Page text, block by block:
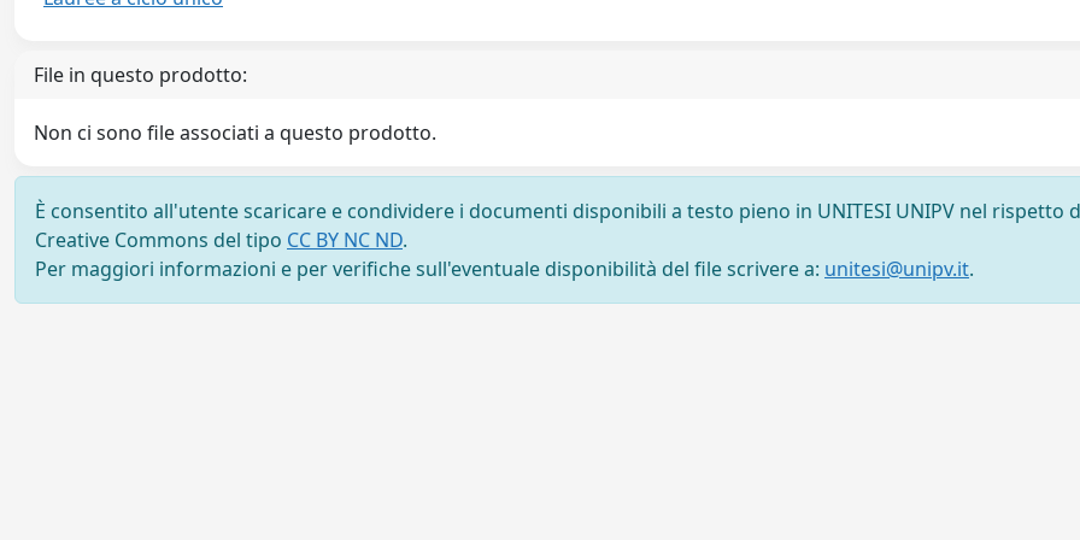
File in questo prodotto:
Non ci sono file associati a questo prodotto.
È consentito all'utente scaricare e condividere i documenti disponibili a testo pieno in UNITESI UNIPV nel rispetto
Creative Commons del tipo CC BY NC ND.
Per maggiori informazioni e per verifiche sull'eventuale disponibilità del file scrivere a: unitesi@unipv.it.